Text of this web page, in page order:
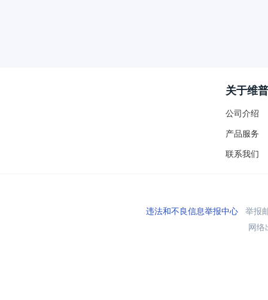
关于维普
公司介绍
产品服务
联系我们
违法和不良信息举报中心举报
网